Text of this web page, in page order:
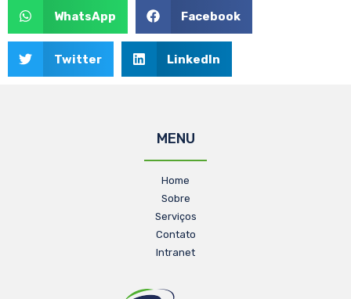
WhatsApp Facebook
Twitter LinkedIn
MENU
Home
Sobre
Serviços
Contato
Intranet